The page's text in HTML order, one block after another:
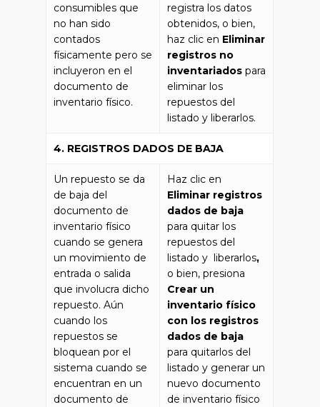
consumibles que
no han sido
contados
físicamente pero se
incluyeron en el
documento de
inventario físico.
registra los datos
obtenidos, o bien,
haz clic en Eliminar
registros no
inventariadospara
eliminar los
repuestos del
listado y liberarlos.
4. REGISTROS DADOS DE BAJA
Un repuesto se da
de baja del
documento de
inventario físico
cuando se genera
un movimiento de
entrada o salida
que involucra dicho
repuesto. Aún
cuando los
repuestos se
bloquean por el
sistema cuando se
encuentran en un
documento de
Haz clic en
Eliminar registros
dados de baja
para quitar los
repuestos del
listado y liberarlos,
o bien, presiona
Crear un
inventario físico
con los registros
dados de baja
para quitarlos del
listado y generar un
nuevo documento
de inventario físico